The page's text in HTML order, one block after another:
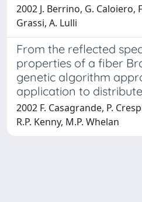
2002 J. Berrino, G. Caloiero,
Grassi, A. Lulli
From the reflected
properties of a fiber
genetic algorithm
application to
2002 F. Casagrande, P.
R.P. Kenny, M.P. Whelan